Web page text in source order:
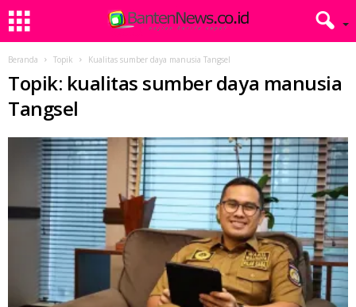
Beranda Topik Kualitas sumber daya manusia Tangsel
Topik: kualitas sumber daya manusia
Tangsel